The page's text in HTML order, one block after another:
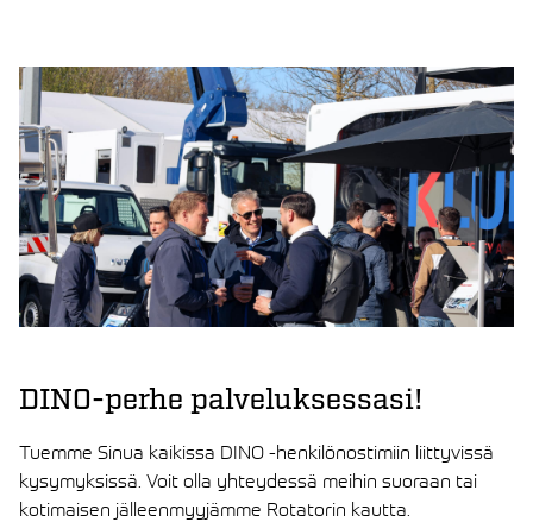
DINO-perhe palveluksessasi!
Tuemme Sinua kaikissa DINO -henkilönostimiin liittyvissä
kysymyksissä. Voit olla yhteydessä meihin suoraan tai
kotimaisen jälleenmyyjämme Rotatorin kautta.